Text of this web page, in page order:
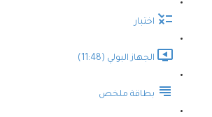
اختبار
الجهاز البولي (11:48)
بطاقة ملخص